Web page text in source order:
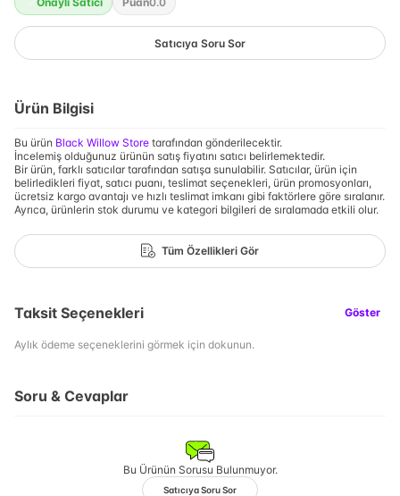
Satıcıya Soru Sor
Ürün Bilgisi
Bu ürün Black Willow Store tarafından gönderilecektir.
İncelemiş olduğunuz ürünün satış fiyatını satıcı belirlemektedir.
Bir ürün, farklı satıcılar tarafından satışa sunulabilir. Satıcılar, ürün için
belirledikleri fiyat, satıcı puanı, teslimat seçenekleri, ürün promosyonları,
ücretsiz kargo avantajı ve hızlı teslimat imkanı gibi faktörlere göre sıralanır.
Ayrıca, ürünlerin stok durumu ve kategori bilgileri de sıralamada etkili olur.
Tüm Özellikleri Gör
Taksit Seçenekleri Göster
Aylık ödeme seçeneklerini görmek için dokunun.
Soru & Cevaplar
Bu Ürünün Sorusu Bulunmuyor.
Satıcıya Soru Sor